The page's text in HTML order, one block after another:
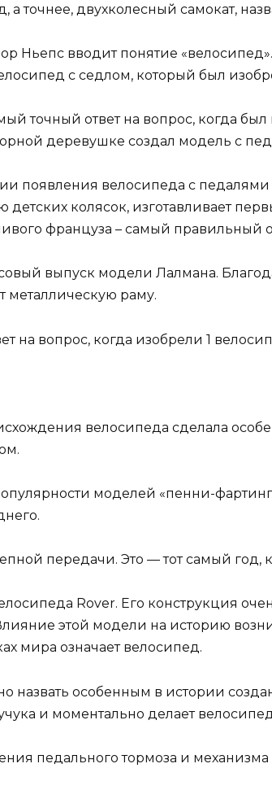
а точнее, двухколесный самокат,
Ньепс вводит понятие
с седлом, который был
точный ответ на вопрос, когда
деревушке создал модель с
появления велосипеда с
детских колясок, изготавливает
француза – самый правильный
выпуск модели Лалмана.
металлическую раму.
на вопрос, когда изобрели 1
велосипеда сделала
моделей «пенни-
передачи. Это — тот самый
Rover. Его конструкция
этой модели на историю
мира означает велосипед.
назвать особенным в истории
и моментально делает
педального тормоза и